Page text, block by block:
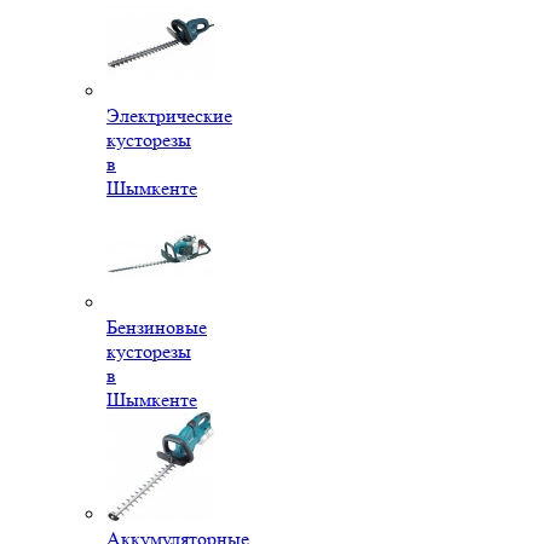
Электрические
кусторезы
в
Шымкенте
Бензиновые
кусторезы
в
Шымкенте
Аккумуляторные